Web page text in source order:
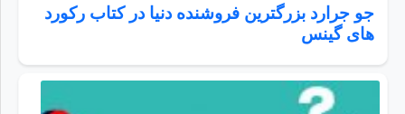
جو جرارد بزرگترین فروشنده دنیا در کتاب رکورد
های گینس